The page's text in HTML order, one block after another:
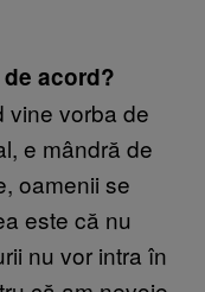
acord?
vine vorba de
e mândră de
oamenii se
este că nu
nu vor intra în